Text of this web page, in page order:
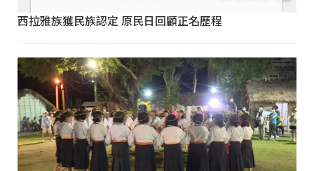
西拉雅族獲民族認定 原民日回顧正名歷程